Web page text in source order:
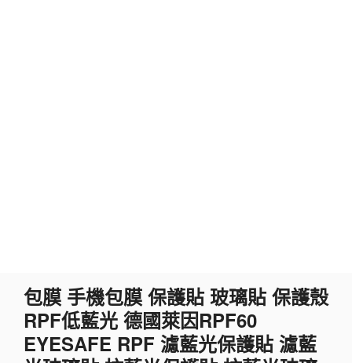
包膜 手機包膜 保護貼 玻璃貼 保護殼
RPF低藍光 德國萊因RPF60
EYESAFE RPF 濾藍光保護貼 濾藍